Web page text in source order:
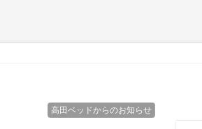
高田ベッドからのお知らせ